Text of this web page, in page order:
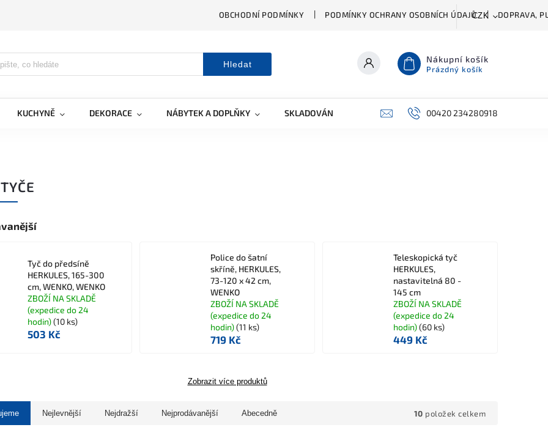
OBCHODNÍ PODMÍNKY PODMÍNKY OCHRANY OSOBNÍCH ÚDAJŮ DOPRAVA,
CZK
Hledat Nákupní košík
Prázdný košík
KUCHYNĚ DEKORACE NÁBYTEK A DOPLŇKY SKLADOVÁNÍ A ČIŠTĚNÍ PŘÍSLUŠENSTVÍ
00420 234280918
Tyč do předsíně
HERKULES, 165-300
cm, WENKO, WENKO
ZBOŽÍ NA SKLADĚ
(expedice do 24
hodin)(10 ks)
503 Kč
Police do šatní
skříně, HERKULES,
73-120 x 42 cm,
WENKO
ZBOŽÍ NA SKLADĚ
(expedice do 24
hodin)(11 ks)
719 Kč
Teleskopická tyč
HERKULES,
nastavitelná 80 -
145 cm
ZBOŽÍ NA SKLADĚ
(expedice do 24
hodin)(60 ks)
449 Kč
Zobrazit více produktů
Nejlevnější Nejdražší Nejprodávanější Abecedně 10 položek celkem